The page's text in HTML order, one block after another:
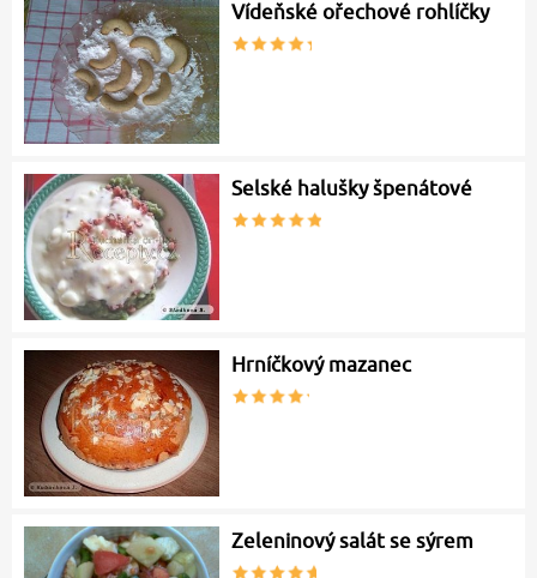
Vídeňské ořechové rohlíčky
Selské halušky špenátové
Hrníčkový mazanec
Zeleninový salát se sýrem